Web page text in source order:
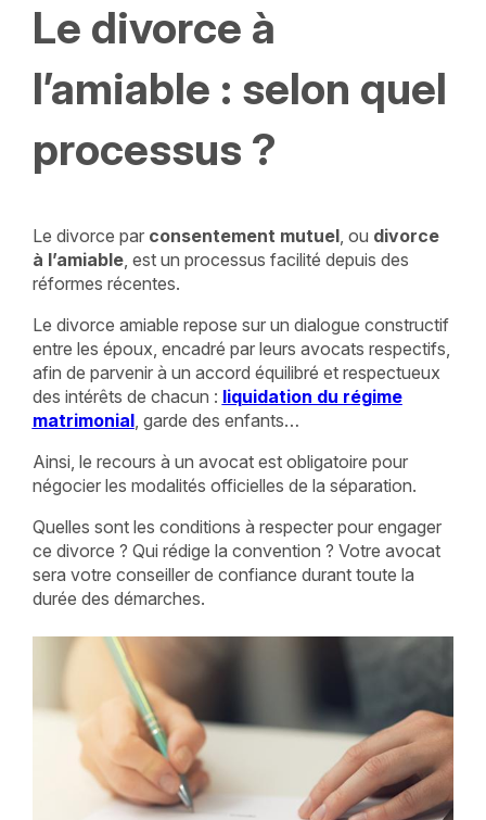
Le divorce à
l’amiable : selon quel
processus ?
Le divorce par consentement mutuel, ou divorce
à l’amiable, est un processus facilité depuis des
réformes récentes.
Le divorce amiable repose sur un dialogue constructif
entre les époux, encadré par leurs avocats respectifs,
afin de parvenir à un accord équilibré et respectueux
des intérêts de chacun : liquidation du régime
matrimonial, garde des enfants…
Ainsi, le recours à un avocat est obligatoire pour
négocier les modalités officielles de la séparation.
Quelles sont les conditions à respecter pour engager
ce divorce ? Qui rédige la convention ? Votre avocat
sera votre conseiller de confiance durant toute la
durée des démarches.